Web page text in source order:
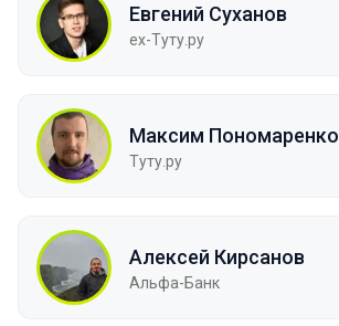
Евгений Суханов
ex-Туту.ру
Максим Пономаренко
Туту.ру
Алексей Кирсанов
Альфа-Банк